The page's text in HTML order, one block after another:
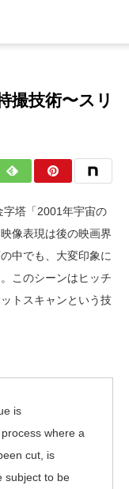
撮技術〜スリ
字塔「2001年宇宙の
像表現は後の映画界
中でも、大変印象に
このシーンはヒッチ
トスキャンという技
is
process where a
cut, is
subject to be